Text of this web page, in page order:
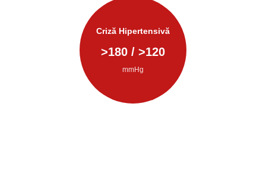
Criză Hipertensivă
>180 / >120
mmHg